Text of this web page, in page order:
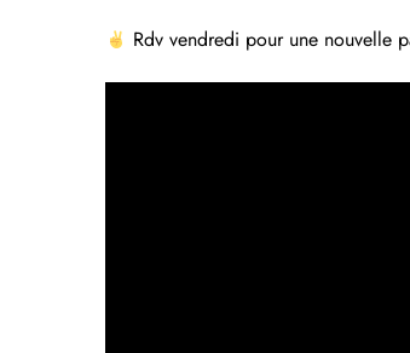
Rdv vendredi pour une nouvelle